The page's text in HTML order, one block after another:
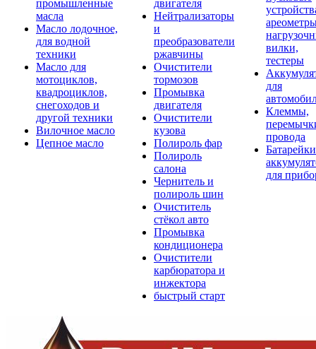
промышленные
масла
Масло лодочное,
для водной
техники
Масло для
мотоциклов,
квадроциклов,
снегоходов и
другой техники
Вилочное масло
Цепное масло
двигателя
Нейтрализаторы
и
преобразователи
ржавчины
Очистители
тормозов
Промывка
двигателя
Очистители
кузова
Полироль фар
Полироль
салона
Чернитель и
полироль шин
Очиститель
стёкол авто
Промывка
кондиционера
Очистители
карбюратора и
инжектора
быстрый старт
вилки,
тестеры
для
Клеммы,
провода
для